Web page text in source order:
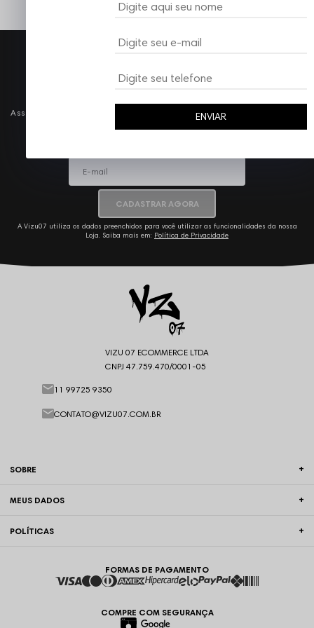
compra
Assine nossa newsletter e receba todas as nossas novidades e tenha
acesso a ofertas exclusivas
CADASTRAR AGORA
A Vizu07 utiliza os dados preenchidos para você utilizar as funcionalidades da nossa
Loja. Saiba mais em: Política de Privacidade
SOBRE
MEUS DADOS
POLÍTICAS
VIZU 07 ECOMMERCE LTDA
CNPJ 47.759.470/0001-05
11 99725 9350
CONTATO@VIZU07.COM.BR
FORMAS DE PAGAMENTO
COMPRE COM SEGURANÇA
ENVIAR